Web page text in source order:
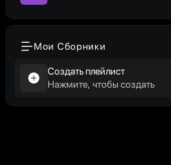
Мои Сборники
Создать плейлист
Нажмите, чтобы создать